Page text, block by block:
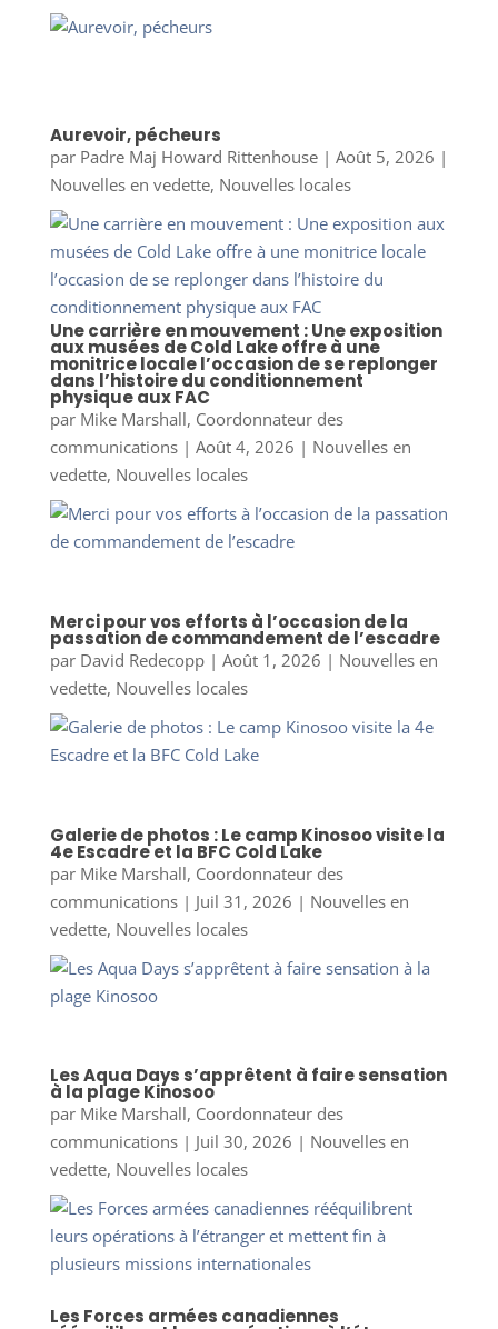
Aurevoir, pécheurs
par Padre Maj Howard Rittenhouse| Août 5, 2026 |
Nouvelles en vedette, Nouvelles locales
Une carrière en mouvement : Une exposition
aux musées de Cold Lake offre à une
monitrice locale l’occasion de se replonger
dans l’histoire du conditionnement
physique aux FAC
par Mike Marshall, Coordonnateur des
communications| Août 4, 2026 | Nouvelles en
vedette, Nouvelles locales
Merci pour vos efforts à l’occasion de la
passation de commandement de l’escadre
par David Redecopp| Août 1, 2026 | Nouvelles en
vedette, Nouvelles locales
Galerie de photos : Le camp Kinosoo visite la
4e Escadre et la BFC Cold Lake
par Mike Marshall, Coordonnateur des
communications| Juil 31, 2026 | Nouvelles en
vedette, Nouvelles locales
Les Aqua Days s’apprêtent à faire sensation
à la plage Kinosoo
par Mike Marshall, Coordonnateur des
communications| Juil 30, 2026 | Nouvelles en
vedette, Nouvelles locales
Les Forces armées canadiennes